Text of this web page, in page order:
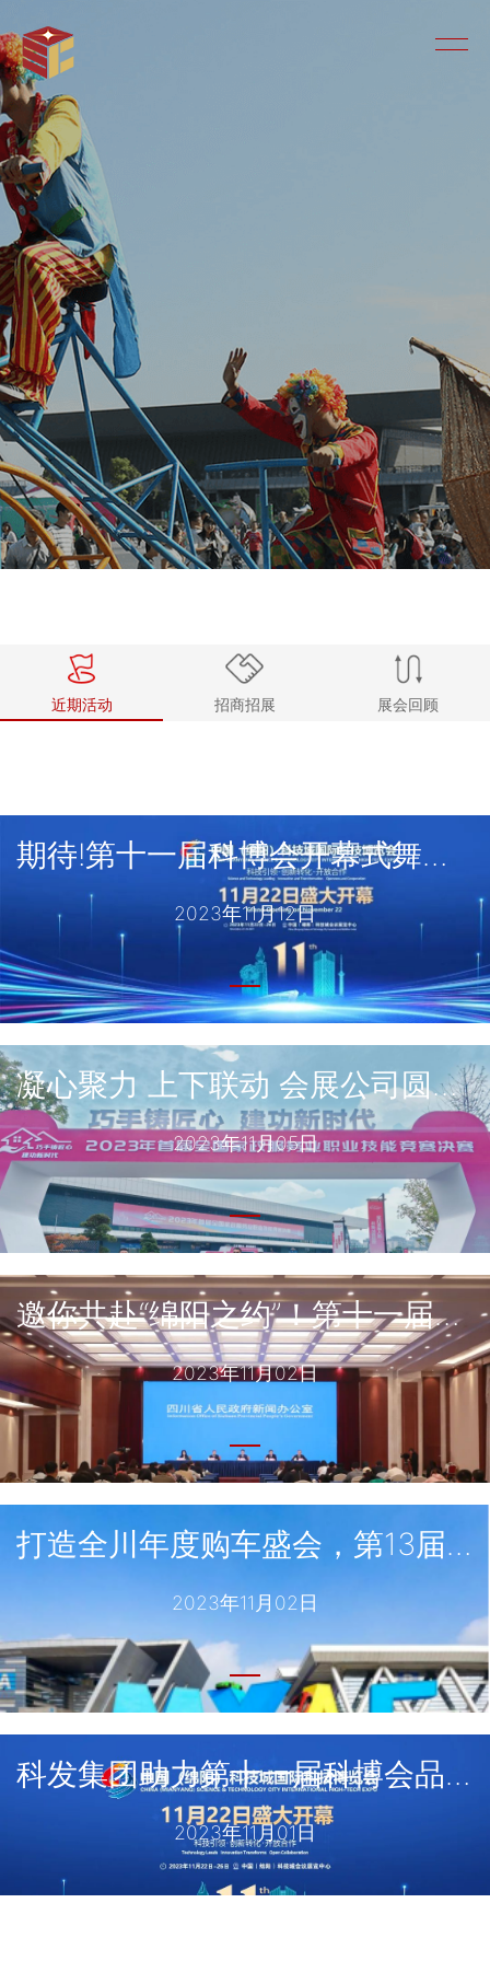
近期活动 招商招展 展会回顾
期待!第十一届科博会开幕式舞台搭建工作全面启动!
2023年11月12日
凝心聚力 上下联动 会展公司圆满完成2023年首届全国家政服务业职业技能竞赛决赛服务保障工作
2023年11月05日
邀你共赴“绵阳之约”！第十一届科博会启幕在即
2023年11月02日
打造全川年度购车盛会，第13届绵阳国际汽车展11月2日-6日在绵阳会展中心举行！
2023年11月02日
科发集团助力第十一届科博会品牌推广
2023年11月01日